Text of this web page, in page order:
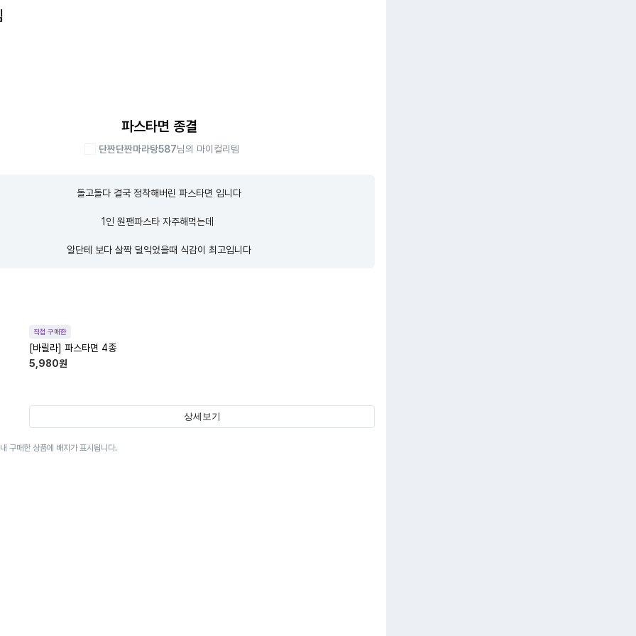
파스타면 종결
단짠단짠마라탕587님의 마이컬리템
돌고돌다 결국 정착해버린 파스타면 입니다
1인 원팬파스타 자주해먹는데
알단테 보다 살짝 덜익었을때 식감이 최고입니다
직접 구매한
[바릴라] 파스타면 4종
5,980원
상세보기
구매한 상품에 배지가 표시됩니다.